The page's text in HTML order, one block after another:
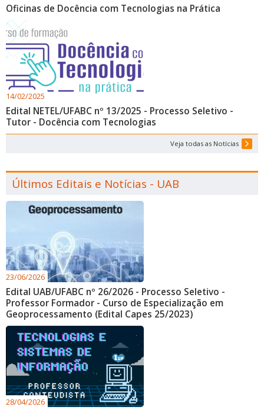
Oficinas de Docência com Tecnologias na Prática
14/02/2025
Edital NETEL/UFABC nº 13/2025 - Processo Seletivo -
Tutor - Docência com Tecnologias
Veja todas as Notícias
Últimos Editais e Notícias - UAB
23/06/2026
Edital UAB/UFABC nº 26/2026 - Processo Seletivo -
Professor Formador - Curso de Especialização em
Geoprocessamento (Edital Capes 25/2023)
28/04/2026